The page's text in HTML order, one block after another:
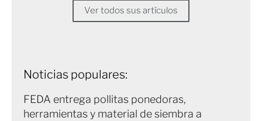
Ver todos sus artículos
Noticias populares:
FEDA entrega pollitas ponedoras,
herramientas y material de siembra a